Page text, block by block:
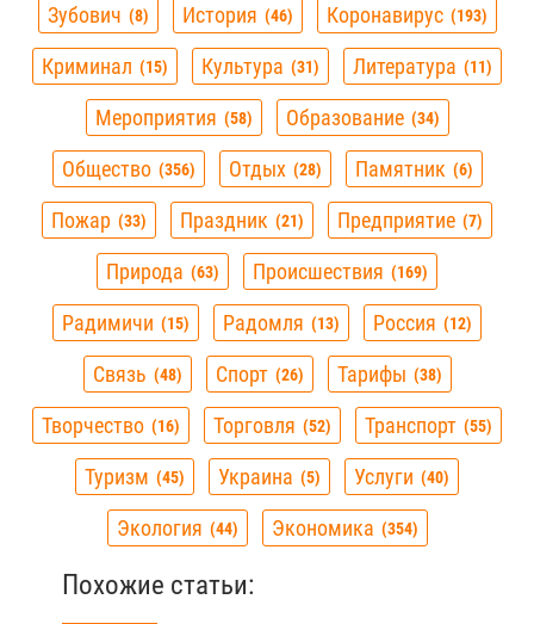
Зубович 8 История 46 Коронавирус 193
Криминал 15 Культура 31 Литература 11
Мероприятия 58 Образование 34
Общество 356 Отдых 28 Памятник 6
Пожар 33 Праздник 21 Предприятие 7
Природа 63 Происшествия 169
Радимичи 15 Радомля 13 Россия 12
Связь 48 Спорт 26 Тарифы 38
Творчество 16 Торговля 52 Транспорт 55
Туризм 45 Украина 5 Услуги 40
Экология 44 Экономика 354
Похожие статьи: